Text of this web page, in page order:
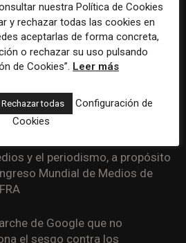
despacio cuando todo corre
de carne y calle
y el periodismo, a propósito
Mundial de Medios de
de Google que no
el sesgo contra los
nuestra Política de Cookies
y rechazar todas las cookies en
aceptarlas de forma concreta,
o rechazar su uso pulsando
de Cookies”. Leer más
Rechazar todas
Configuración de
Cookies